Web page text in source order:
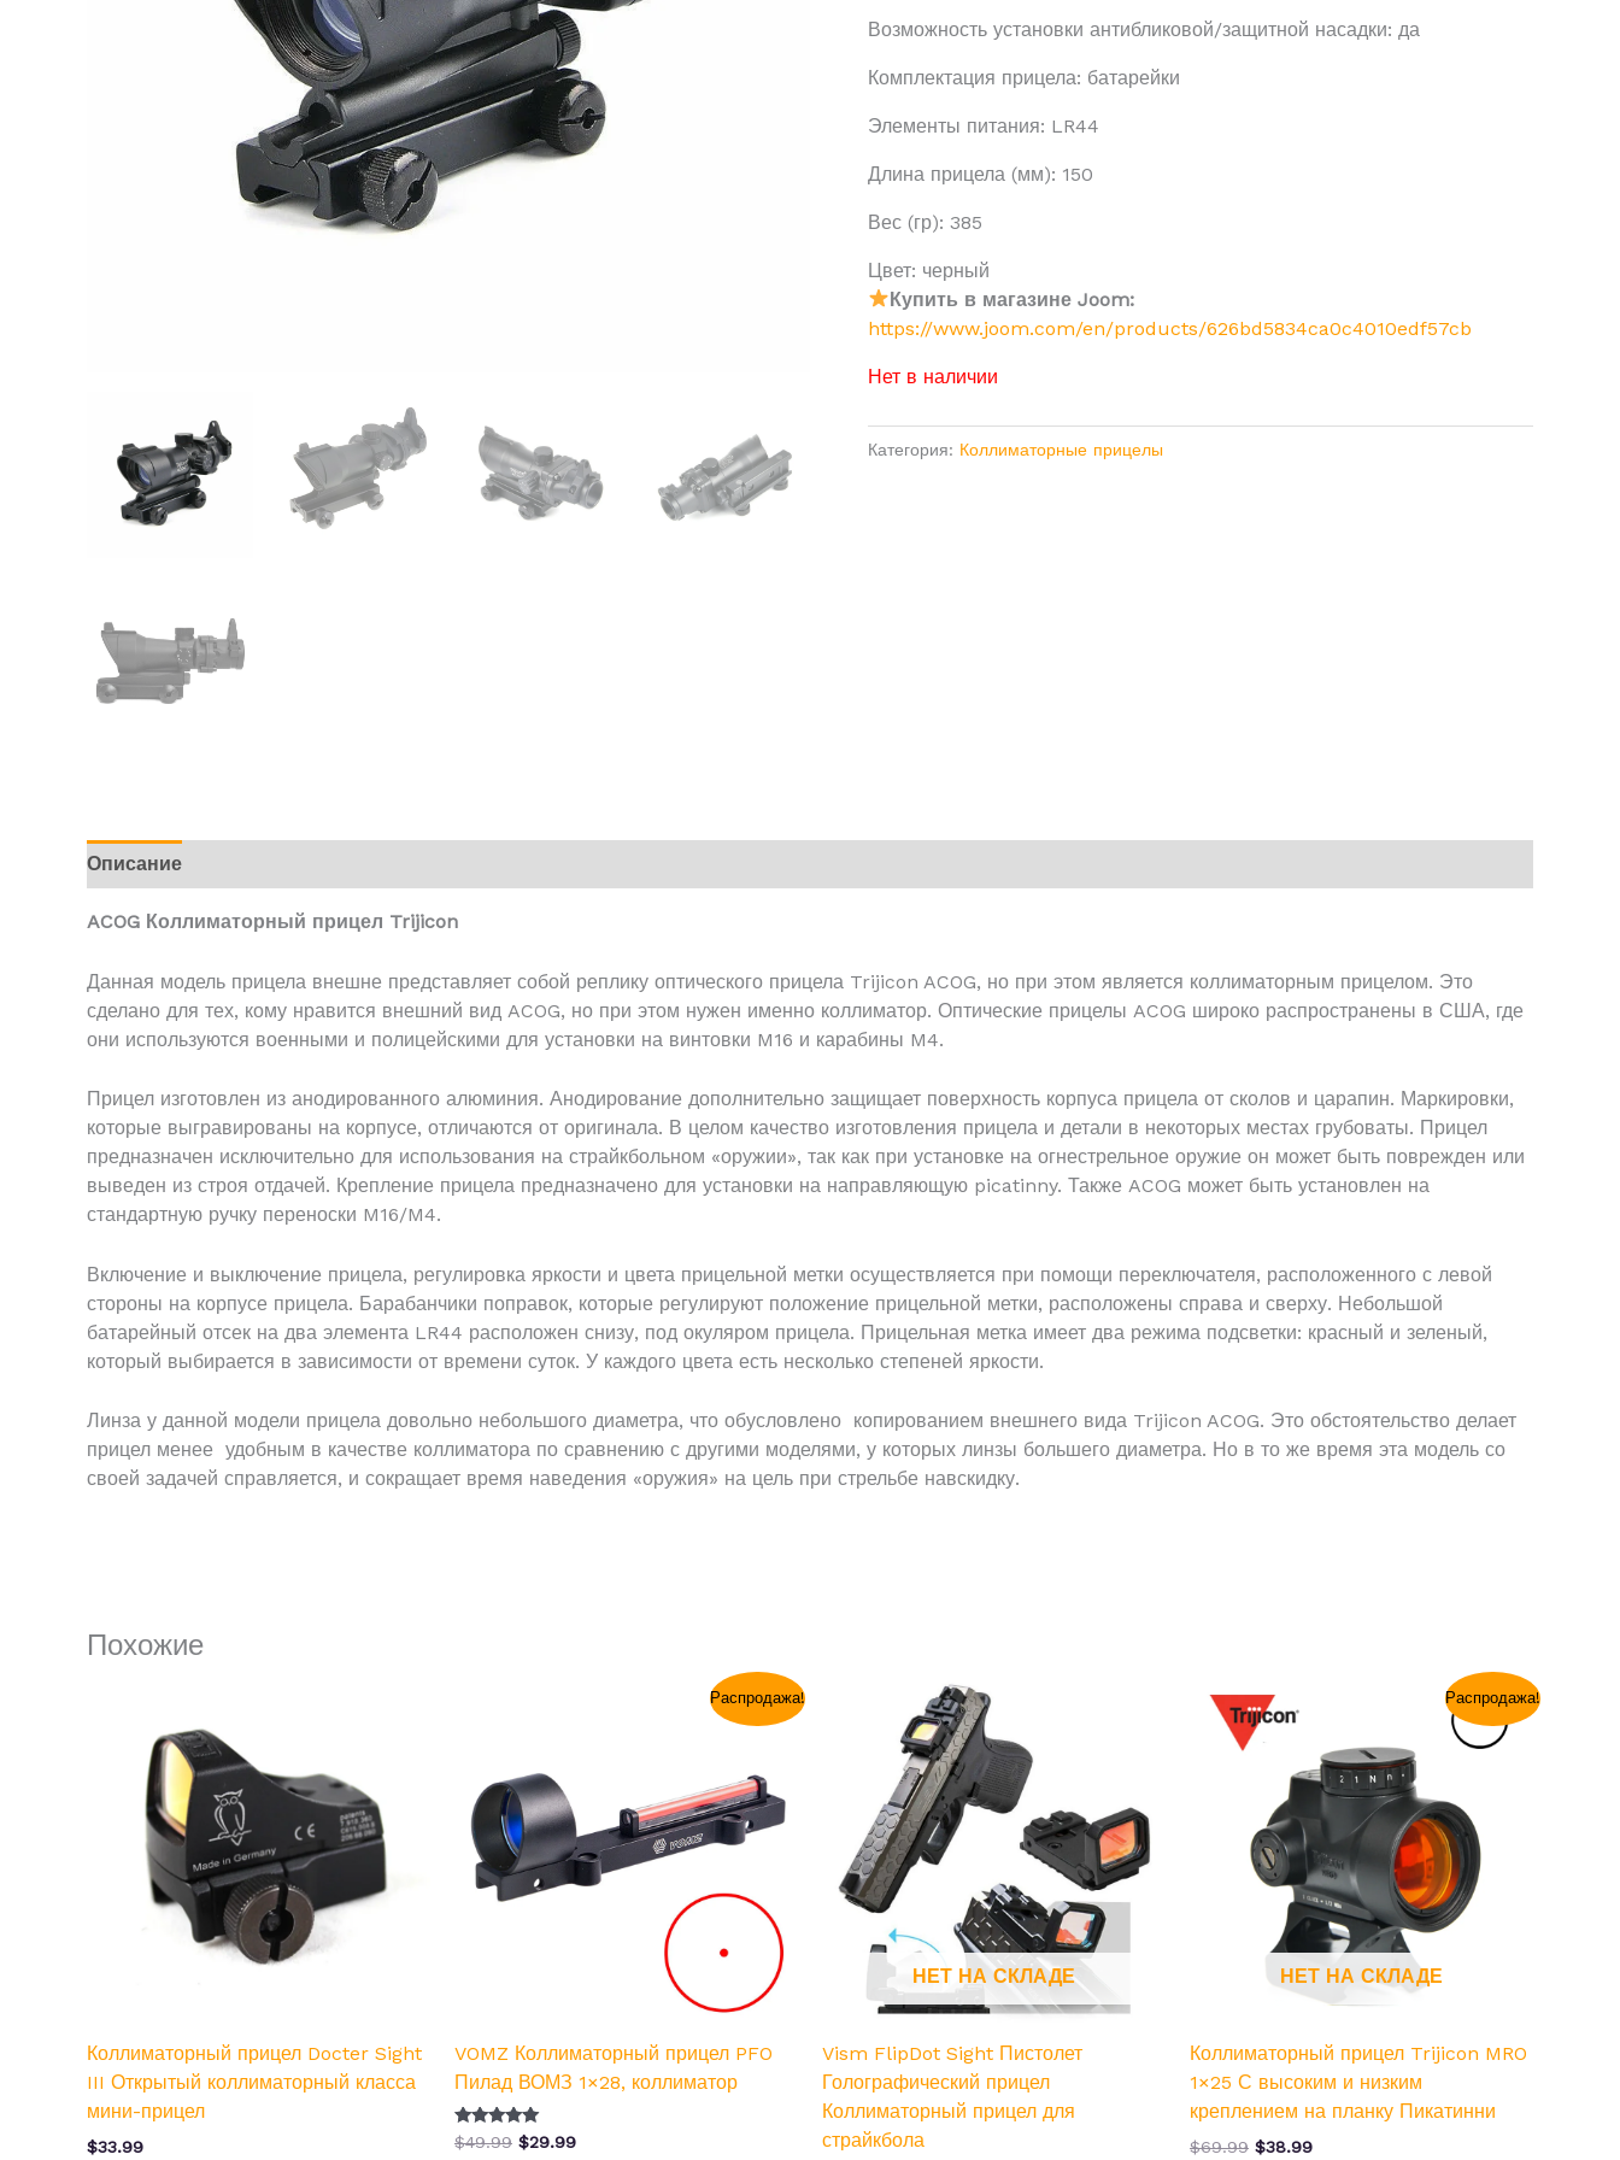
Возможность установки антибликовой/защитной насадки: да
Комплектация прицела: батарейки
Элементы питания: LR44
Длина прицела (мм): 150
Вес (гр): 385
Цвет: черный
Купить в магазине Joom:
https://www.joom.com/en/products/626bd5834ca0c4010edf57cb
Нет в наличии
Категория: Коллиматорные прицелы
Описание
ACOG Коллиматорный прицел Trijicon
Данная модель прицела внешне представляет собой реплику оптического прицела Trijicon ACOG, но при этом является коллиматорным прицелом. Это
сделано для тех, кому нравится внешний вид ACOG, но при этом нужен именно коллиматор. Оптические прицелы ACOG широко распространены в США, где
они используются военными и полицейскими для установки на винтовки M16 и карабины M4.
Прицел изготовлен из анодированного алюминия. Анодирование дополнительно защищает поверхность корпуса прицела от сколов и царапин. Маркировки,
которые выгравированы на корпусе, отличаются от оригинала. В целом качество изготовления прицела и детали в некоторых местах грубоваты. Прицел
предназначен исключительно для использования на страйкбольном «оружии», так как при установке на огнестрельное оружие он может быть поврежден или
выведен из строя отдачей. Крепление прицела предназначено для установки на направляющую picatinny. Также ACOG может быть установлен на
стандартную ручку переноски M16/M4.
Включение и выключение прицела, регулировка яркости и цвета прицельной метки осуществляется при помощи переключателя, расположенного с левой
стороны на корпусе прицела. Барабанчики поправок, которые регулируют положение прицельной метки, расположены справа и сверху. Небольшой
батарейный отсек на два элемента LR44 расположен снизу, под окуляром прицела. Прицельная метка имеет два режима подсветки: красный и зеленый,
который выбирается в зависимости от времени суток. У каждого цвета есть несколько степеней яркости.
Линза у данной модели прицела довольно небольшого диаметра, что обусловлено копированием внешнего вида Trijicon ACOG. Это обстоятельство делает
прицел менее удобным в качестве коллиматора по сравнению с другими моделями, у которых линзы большего диаметра. Но в то же время эта модель со
своей задачей справляется, и сокращает время наведения «оружия» на цель при стрельбе навскидку.
Похожие
Коллиматорный прицел Docter Sight
III Открытый коллиматорный класса
мини-прицел
$33.99
Распродажа!
VOMZ Коллиматорный прицел PFO
Пилад ВОМЗ 1×28, коллиматор
Оценка
5.00
$49.99 $29.99
НЕТ НА СКЛАДЕ
Vism FlipDot Sight Пистолет
Голографический прицел
Коллиматорный прицел для
страйкбола
Распродажа!
НЕТ НА СКЛАДЕ
Коллиматорный прицел Trijicon MRO
1×25 С высоким и низким
креплением на планку Пикатинни
$69.99
цена
составляла
$38.99